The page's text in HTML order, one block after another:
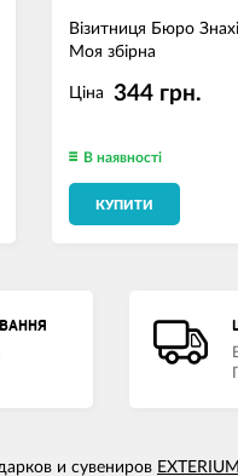
Візитниця Бюро
Моя збірна
Ціна344 грн.
В наявності
КУПИТИ
и сувениров EXTERIUM